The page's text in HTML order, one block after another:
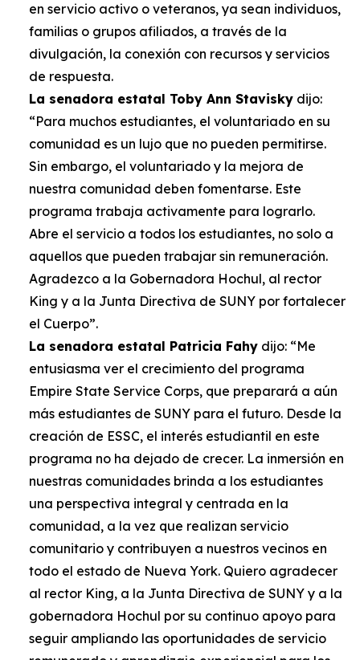
en servicio activo o veteranos, ya sean individuos,
familias o grupos afiliados, a través de la
divulgación, la conexión con recursos y servicios
de respuesta.
La senadora estatal Toby Ann Stavisky dijo:
“Para muchos estudiantes, el voluntariado en su
comunidad es un lujo que no pueden permitirse.
Sin embargo, el voluntariado y la mejora de
nuestra comunidad deben fomentarse. Este
programa trabaja activamente para lograrlo.
Abre el servicio a todos los estudiantes, no solo a
aquellos que pueden trabajar sin remuneración.
Agradezco a la Gobernadora Hochul, al rector
King y a la Junta Directiva de SUNY por fortalecer
el Cuerpo”.
La senadora estatal Patricia Fahy dijo: “Me
entusiasma ver el crecimiento del programa
Empire State Service Corps, que preparará a aún
más estudiantes de SUNY para el futuro. Desde la
creación de ESSC, el interés estudiantil en este
programa no ha dejado de crecer. La inmersión en
nuestras comunidades brinda a los estudiantes
una perspectiva integral y centrada en la
comunidad, a la vez que realizan servicio
comunitario y contribuyen a nuestros vecinos en
todo el estado de Nueva York. Quiero agradecer
al rector King, a la Junta Directiva de SUNY y a la
gobernadora Hochul por su continuo apoyo para
seguir ampliando las oportunidades de servicio